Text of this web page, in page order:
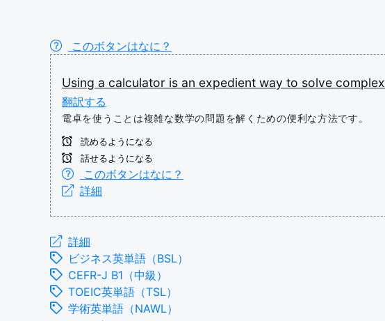
このボタンはなに？
Using a calculator is an expedient way to solve complex
翻訳する
電卓を使うことは複雑な数学の問題を解くための便利な方法です。
読めるようになる
話せるようになる
このボタンはなに？
詳細
詳細
ビジネス英単語（BSL）
CEFR-J B1（中級）
TOEIC英単語（TSL）
学術英単語（NAWL）